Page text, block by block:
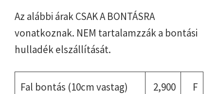
Az alábbi árak CSAK A BONTÁSRA
vonatkoznak. NEM tartalamzzák a bontási
hulladék elszállítását.
Fal bontás (10cm vastag) 2,900
F